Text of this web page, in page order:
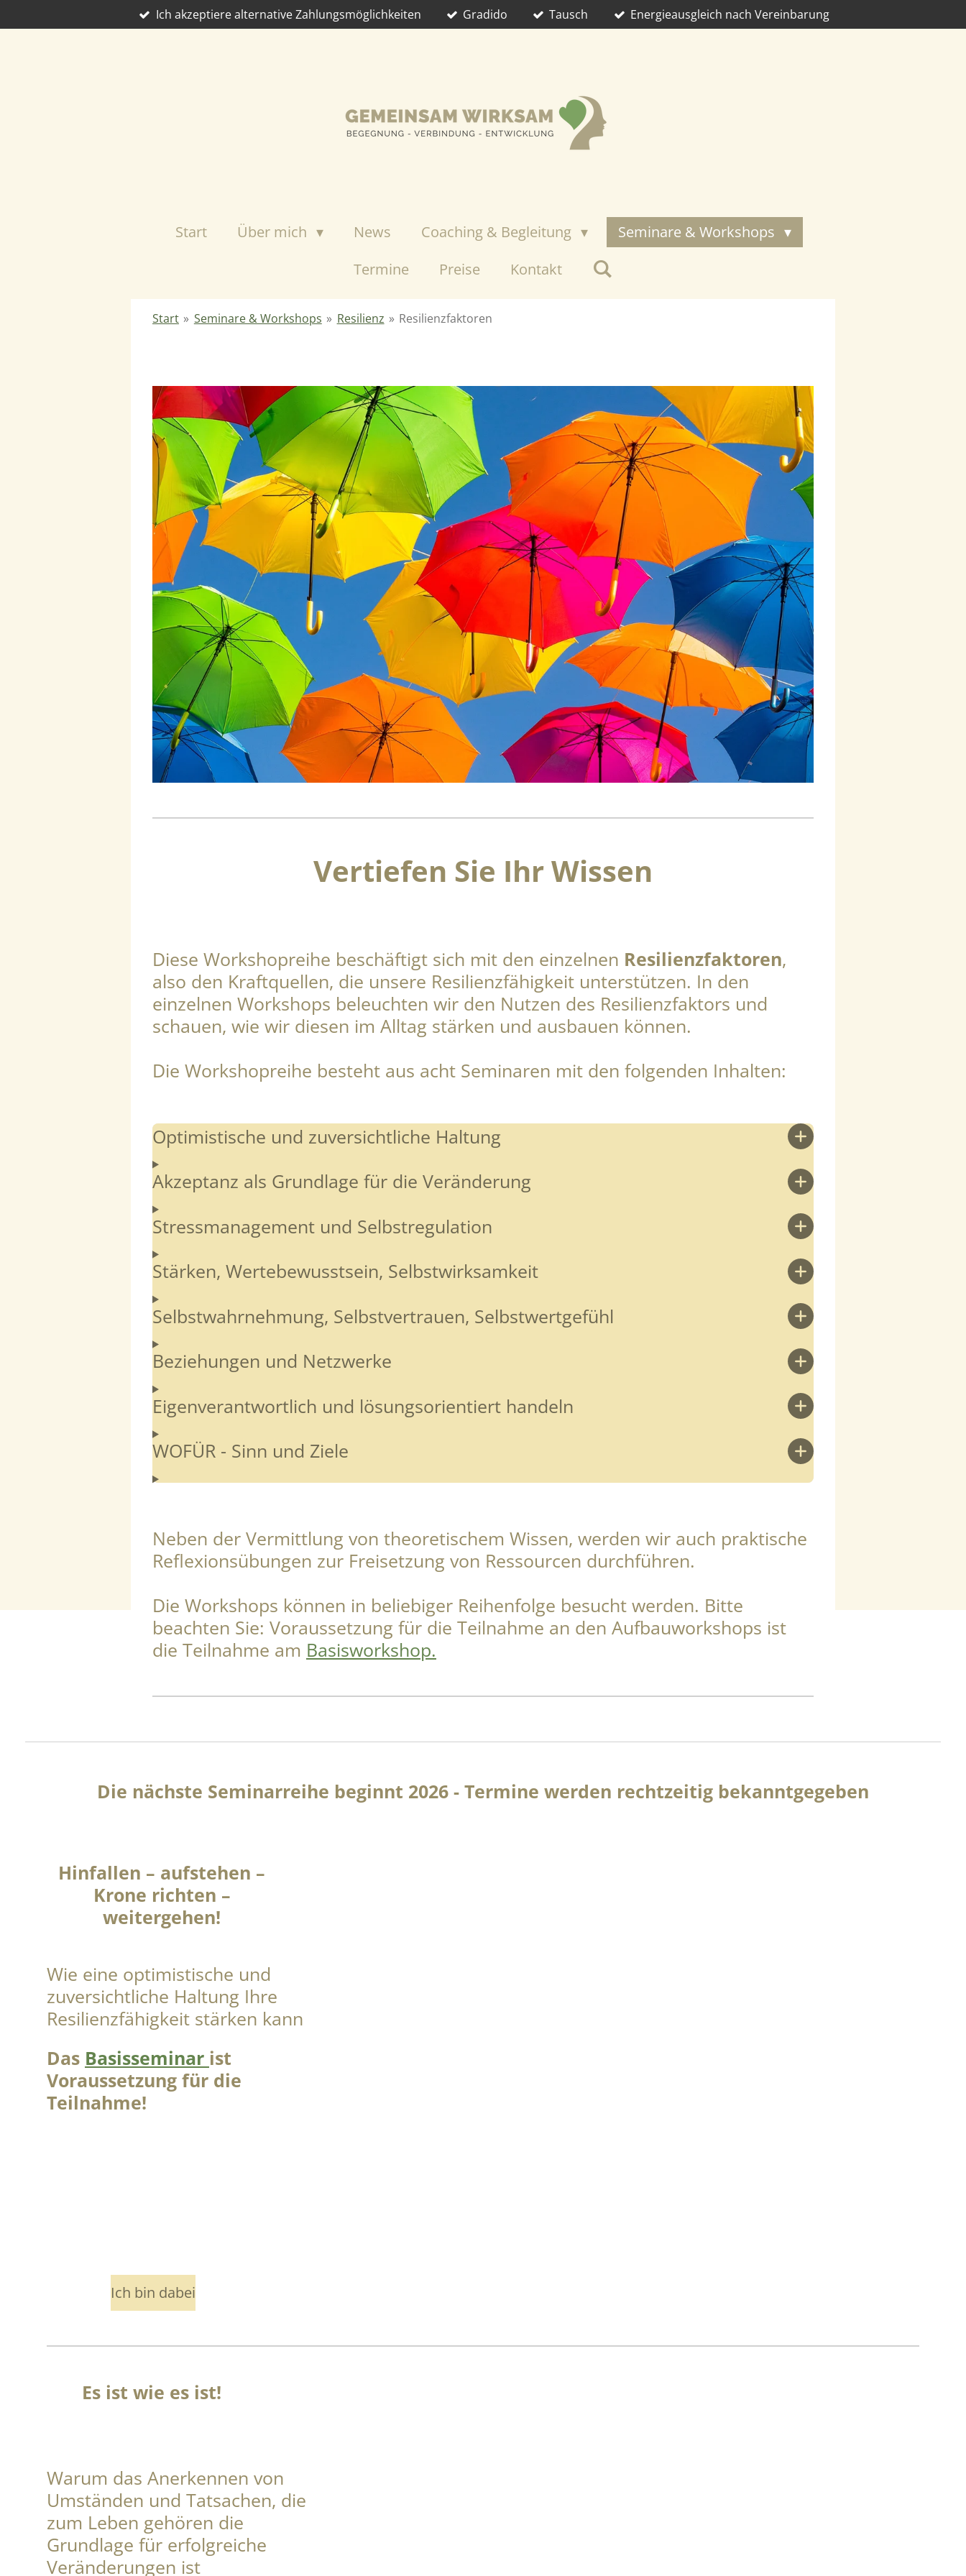
Hauptinhalt
Ich akzeptiere alternative Zahlungsmöglichkeiten Gradido Tausch Energieausgleich nach Vereinbarung
Start Über mich News Coaching & Begleitung
Seminare & Workshops
Termine
Preise Kontakt
Start » Seminare & Workshops » Resilienz » Resilienzfaktoren
Vertiefen Sie Ihr Wissen
Diese Workshopreihe beschäftigt sich mit den einzelnen Resilienzfaktoren,
also den Kraftquellen, die unsere Resilienzfähigkeit unterstützen. In den
einzelnen Workshops beleuchten wir den Nutzen des Resilienzfaktors und
schauen, wie wir diesen im Alltag stärken und ausbauen können.
Die Workshopreihe besteht aus acht Seminaren mit den folgenden Inhalten:
Optimistische und zuversichtliche Haltung
Akzeptanz als Grundlage für die Veränderung
Stressmanagement und Selbstregulation
Stärken, Wertebewusstsein, Selbstwirksamkeit
Selbstwahrnehmung, Selbstvertrauen, Selbstwertgefühl
Beziehungen und Netzwerke
Eigenverantwortlich und lösungsorientiert handeln
WOFÜR - Sinn und Ziele
Neben der Vermittlung von theoretischem Wissen, werden wir auch praktische
Reflexionsübungen zur Freisetzung von Ressourcen durchführen.
Die Workshops können in beliebiger Reihenfolge besucht werden. Bitte
beachten Sie: Voraussetzung für die Teilnahme an den Aufbauworkshops ist
die Teilnahme am Basisworkshop.
Die nächste Seminarreihe beginnt 2026 - Termine werden rechtzeitig bekanntgegeben
Hinfallen – aufstehen –
Krone richten –
weitergehen!
Wie eine optimistische und
zuversichtliche Haltung Ihre
Resilienzfähigkeit stärken kann
Das Basisseminar ist
Voraussetzung für die
Teilnahme!
Ich bin dabei
Es ist wie es ist!
Warum das Anerkennen von
Umständen und Tatsachen, die
zum Leben gehören die
Grundlage für erfolgreiche
Veränderungen ist